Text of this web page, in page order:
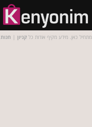
מתחיל כאן. מידע מקיף אודות כל קניון | חנות